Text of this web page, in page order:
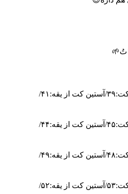
سایز۴۰👈پهنای کت:۳۶/قد کت:۳۹/آستین کت از یقه:۴۱/
سایز۴۵👈پهنای کت:۳۹/قد کت:۴۵/آستین کت از یقه:۴۴/
سایز۵۰👈پهنای کت:۴۲/قد کت:۴۸/آستین کت از یقه:۴۹/
سایز۵۵👈پهنای کت:۴۴/قد کت:۵۳/آستین کت از یقه:۵۲/